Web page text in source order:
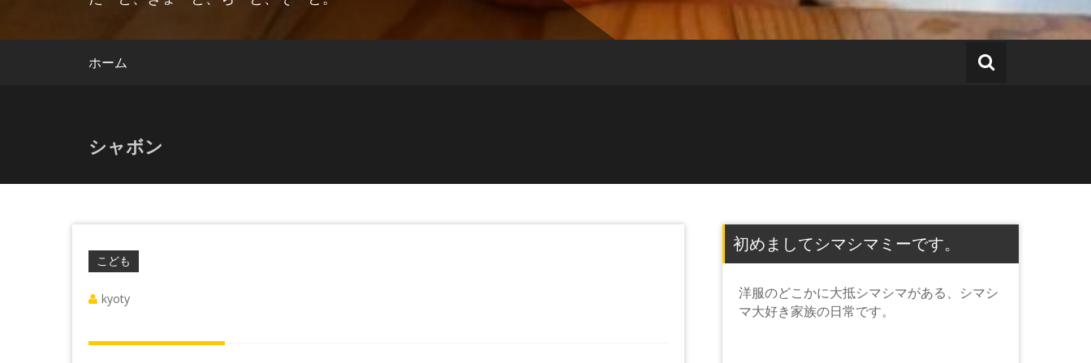
ホーム
シャボン
こども
kyoty
初めましてシマシマミーです。
洋服のどこかに大抵シマシマがある、シマシ
マ大好き家族の日常です。